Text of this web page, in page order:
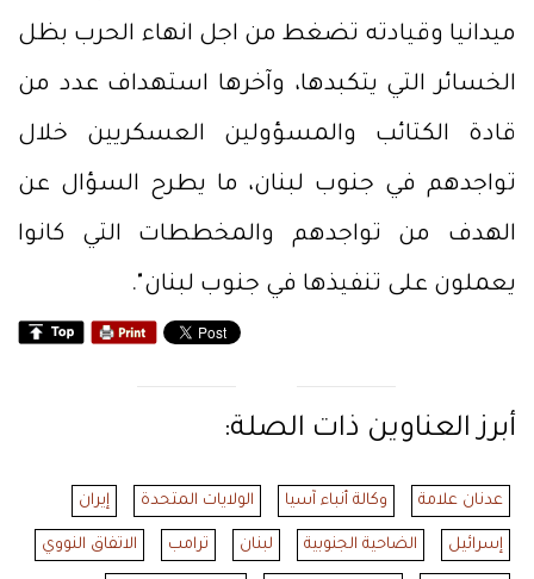
ميدانيا وقيادته تضغط من اجل انهاء الحرب بظل
الخسائر التي يتكبدها، وآخرها استهداف عدد من
قادة الكتائب والمسؤولين العسكريين خلال
تواجدهم في جنوب لبنان، ما يطرح السؤال عن
الهدف من تواجدهم والمخططات التي كانوا
يعملون على تنفيذها في جنوب لبنان".
أبرز العناوين ذات الصلة:
عدنان علامة وكالة أنباء آسيا الولايات المتحدة إيران
إسرائيل الضاحية الجنوبية لبنان ترامب الاتفاق النووي